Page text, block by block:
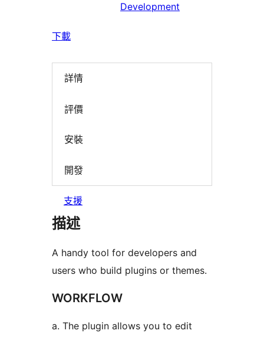
Development
下載
詳情
評價
安裝
開發
支援
描述
A handy tool for developers and
users who build plugins or themes.
WORKFLOW
a. The plugin allows you to edit